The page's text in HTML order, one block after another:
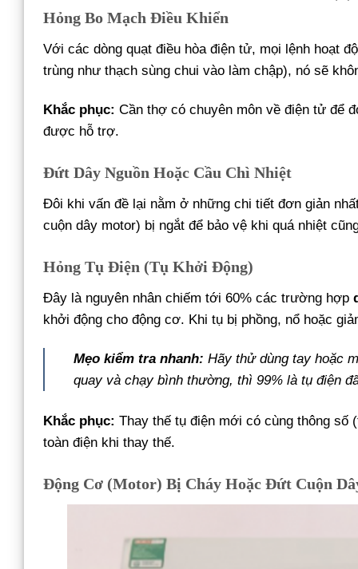
Hỏng Bo Mạch Điều Khiển
Với các dòng quạt điều hòa điện tử, mọi lệnh hoạt
trùng như thạch sùng chui vào làm chập), nó sẽ
Khắc phục: Cần thợ có chuyên môn về điện tử để
được hỗ trợ.
Đứt Dây Nguồn Hoặc Cầu Chì Nhiệt
Đôi khi vấn đề lại nằm ở những chi tiết đơn giản
cuộn dây motor) bị ngắt để bảo vệ khi quá nhiệt
Hỏng Tụ Điện (Tụ Khởi Động)
Đây là nguyên nhân chiếm tới 60% các trường hợp
khởi động cho động cơ. Khi tụ bị phồng, nổ hoặc
Mẹo kiểm tra nhanh: Hãy thử dùng tay hoặc
quay và chạy bình thường, thì 99% là tụ điện
Khắc phục: Thay thế tụ điện mới có cùng thông
toàn điện khi thay thế.
Động Cơ (Motor) Bị Cháy Hoặc Đứt Cuộn